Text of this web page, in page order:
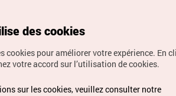
National du Tourisme en Corée.
des cookies
cookies pour améliorer votre expérience. En
votre accord sur l’utilisation de cookies.
sur les cookies, veuillez consulter notre